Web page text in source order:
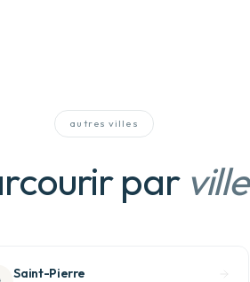
autres villes
par ville
Saint-Pierre